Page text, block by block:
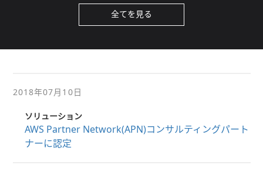
全てを見る
2018年07月10日
ソリューション
AWS Partner Network(APN)コンサルティングパート
ナーに認定